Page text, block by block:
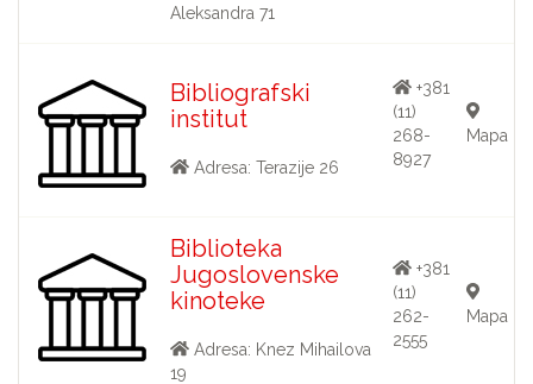
Aleksandra 71
Bibliografski
institut
Adresa: Terazije 26
+381
(11)
268-
8927
Mapa
Biblioteka
Jugoslovenske
kinoteke
Adresa: Knez Mihailova
19
+381
(11)
262-
2555
Mapa